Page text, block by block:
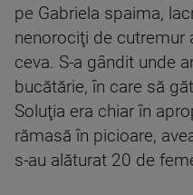
pe Gabriela spaima,
nenorociţi de cutremur
ceva. S-a gândit unde
bucătărie, în care să
Soluţia era chiar în
rămasă în picioare,
s-au alăturat 20 de